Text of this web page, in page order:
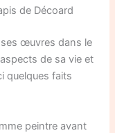
de Décoard
œuvres dans le
de sa vie et
quelques faits
peintre avant